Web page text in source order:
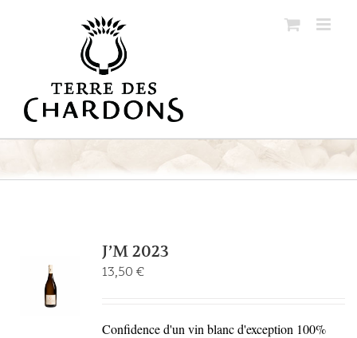
J’M 2023
13,50 €
Confidence d'un vin blanc d'exception 100%